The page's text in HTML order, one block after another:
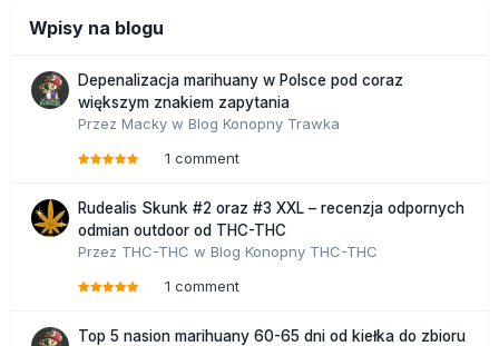
Wpisy na blogu
Depenalizacja marihuany w Polsce pod coraz
większym znakiem zapytania
Przez Macky w Blog Konopny Trawka
1 comment
Rudealis Skunk #2 oraz #3 XXL – recenzja odpornych
odmian outdoor od THC-THC
Przez THC-THC w Blog Konopny THC-THC
1 comment
Top 5 nasion marihuany 60-65 dni od kiełka do zbioru